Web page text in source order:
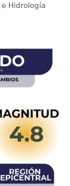
Hidrología